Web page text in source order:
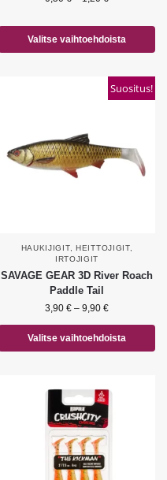
Valitse vaihtoehdoista
Suositus!
HAUKIJIGIT, HEITTOJIGIT,
IRTOJIGIT
SAVAGE GEAR 3D River Roach
Paddle Tail
3,90 € – 9,90 €
Valitse vaihtoehdoista